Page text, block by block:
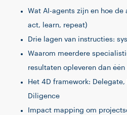
Wat AI-agents zijn en hoe
act, learn, repeat)
Drie lagen van instructies:
Waarom meerdere
resultaten opleveren dan
Het 4D framework:
Diligence
Impact mapping om